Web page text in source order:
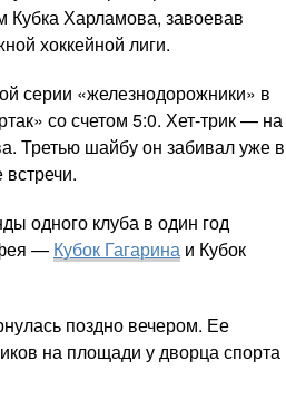
Кубка Харламова, завоевав
хоккейной лиги.
серии «железнодорожники» в
со счетом 5:0. Хет-трик — на
Третью шайбу он забивал уже в
одного клуба в один год
— Кубок Гагарина и Кубок
поздно вечером. Ее
на площади у дворца спорта